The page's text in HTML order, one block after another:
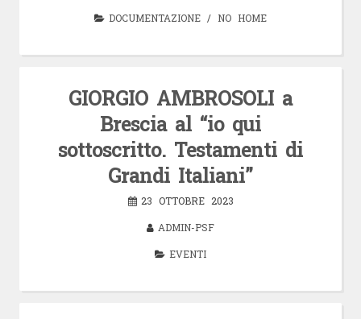
DOCUMENTAZIONE / NO HOME
GIORGIO AMBROSOLI a
Brescia al “io qui
sottoscritto. Testamenti di
Grandi Italiani”
23 OTTOBRE 2023
ADMIN-PSF
EVENTI